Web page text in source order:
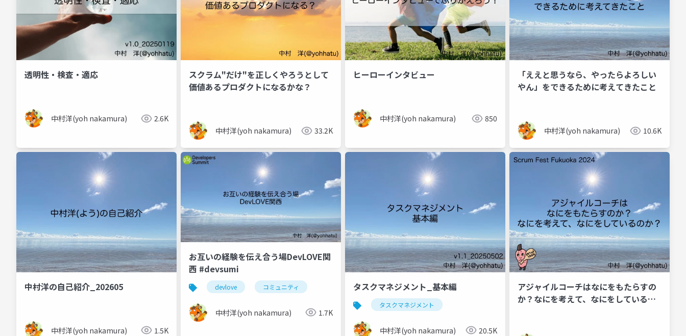
透明性・検査・適応
中村洋(yoh nakamura) 2.6K
スクラム"だけ"を正しくやろうとして
価値あるプロダクトになるかな？
中村洋(yoh nakamura) 33.2K
ヒーローインタビュー
中村洋(yoh nakamura) 850
「ええと思うなら、やったらよろしい
やん」をできるために考えてきたこと
中村洋(yoh nakamura) 10.6K
中村洋の自己紹介_202605
中村洋(yoh nakamura) 1.5K
お互いの経験を伝え合う場DevLOVE関
西 #devsumi
devlove コミュニティ
中村洋(yoh nakamura) 1.7K
タスクマネジメント_基本編
タスクマネジメント
中村洋(yoh nakamura) 20.5K
アジャイルコーチはなにをもたらすの
か？なにを考えて、なにをしているの